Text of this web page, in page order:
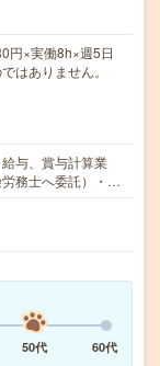
×実働8h×週5日
はありません。
与、賞与計算業
務士へ委託）・…
50代
60代